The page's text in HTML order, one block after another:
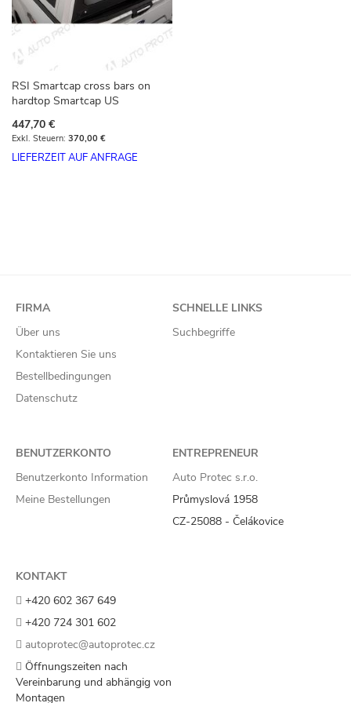
RSI Smartcap cross bars on
hardtop Smartcap US
447,70 €
370,00 €
LIEFERZEIT AUF ANFRAGE
FIRMA
Über uns
Kontaktieren Sie uns
Bestellbedingungen
Datenschutz
SCHNELLE LINKS
Suchbegriffe
BENUTZERKONTO
Benutzerkonto Information
Meine Bestellungen
ENTREPRENEUR
Auto Protec s.r.o.
Průmyslová 1958
CZ-25088 - Čelákovice
KONTAKT
+420 602 367 649
+420 724 301 602
autoprotec@autoprotec.cz
Öffnungszeiten nach
Vereinbarung und abhängig von
Montagen